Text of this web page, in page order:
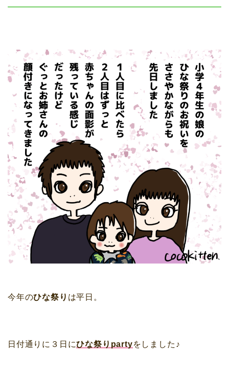
今年のひな祭り は平日。
日付通りに３日にひな祭りpartyをしました♪